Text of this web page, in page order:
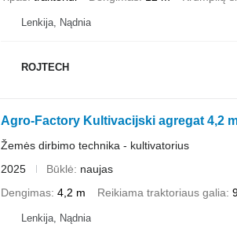
Lenkija, Nądnia
ROJTECH
Agro-Factory Kultivacijski agregat 4,2
Žemės dirbimo technika - kultivatorius
2025
Būklė
naujas
Dengimas 4,2 m Reikiama traktoriaus galia
Lenkija, Nądnia